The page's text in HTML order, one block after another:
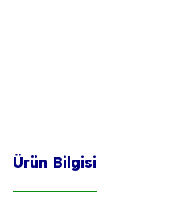
Ürün Bilgisi